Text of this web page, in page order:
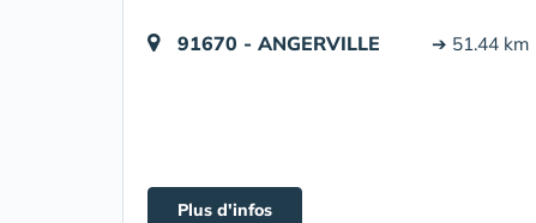
91670 - ANGERVILLE ➔ 51.44 km
Plus d'infos